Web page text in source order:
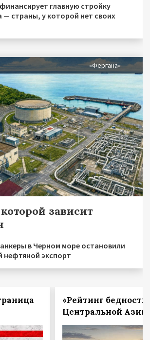
главную стройку
страны, у которой нет своих
«Фергана»
зависит
в Черном море остановили
нефтяной экспорт
«Рейтинг
Центральной Азии